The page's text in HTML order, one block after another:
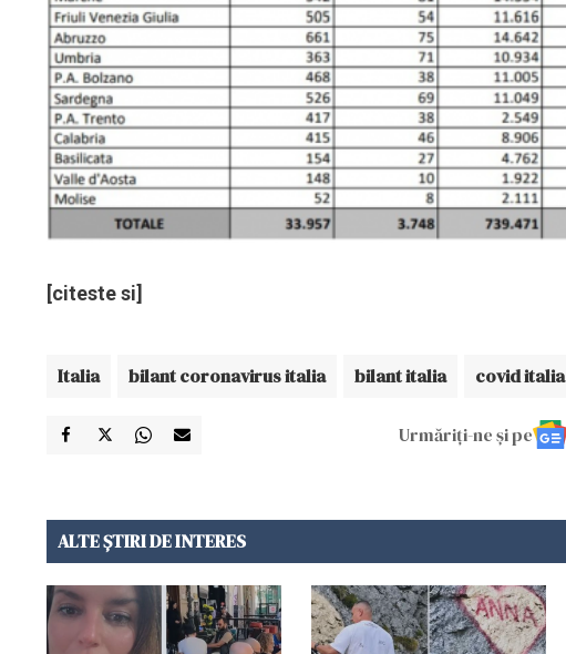
[citeste si]
Italia bilant coronavirus italia bilant italia covid italia
Urmăriți-ne și pe
ALTE ȘTIRI DE INTERES